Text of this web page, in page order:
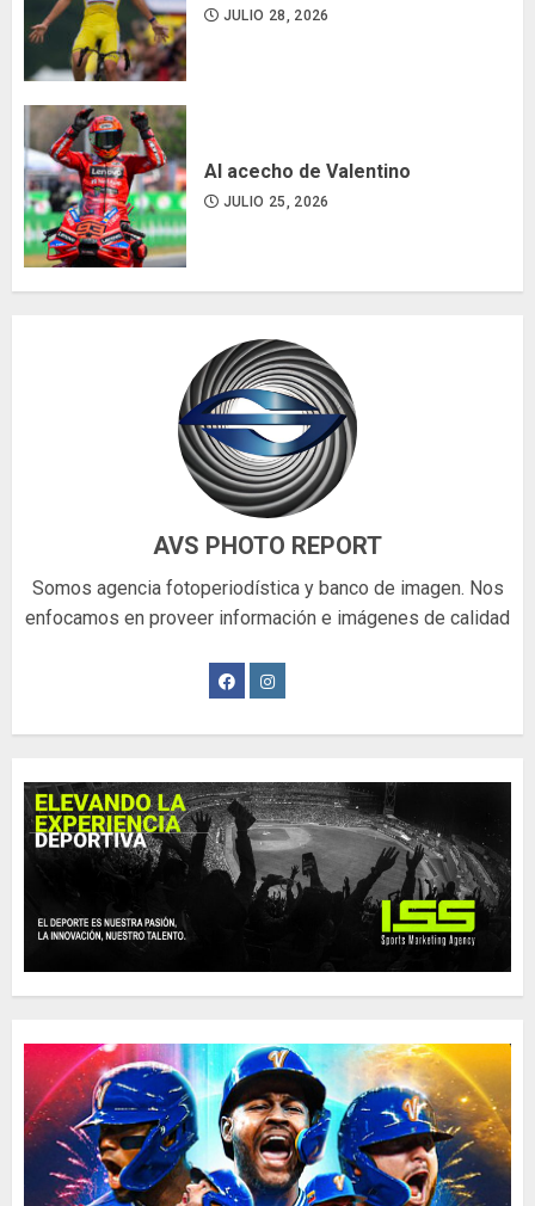
JULIO 28, 2026
Al acecho de Valentino
JULIO 25, 2026
AVS PHOTO REPORT
Somos agencia fotoperiodística y banco de imagen. Nos
enfocamos en proveer información e imágenes de calidad